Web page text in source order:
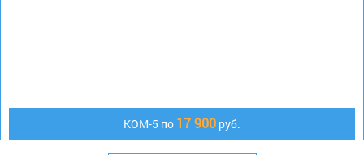
КОМ-5 по 17 900 руб.